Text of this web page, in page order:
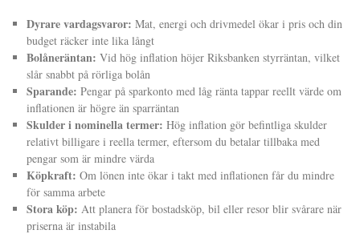
Dyrare vardagsvaror: Mat, energi och drivmedel ökar i pris och din
budget räcker inte lika långt
Bolåneräntan: Vid hög inflation höjer Riksbanken styrräntan, vilket
slår snabbt på rörliga bolån
Sparande: Pengar på sparkonto med låg ränta tappar reellt värde om
inflationen är högre än sparräntan
Skulder i nominella termer: Hög inflation gör befintliga skulder
relativt billigare i reella termer, eftersom du betalar tillbaka med
pengar som är mindre värda
Köpkraft: Om lönen inte ökar i takt med inflationen får du mindre
för samma arbete
Stora köp: Att planera för bostadsköp, bil eller resor blir svårare när
priserna är instabila